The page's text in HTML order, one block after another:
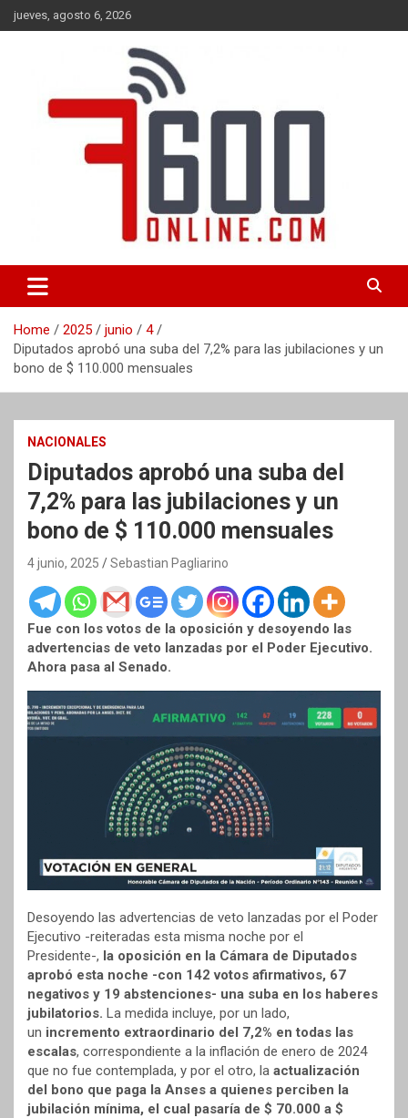
Skip
to
jueves, agosto 6, 2026
7600 online
nacional e internacional, deportiva y cultural.
Home 2025 junio
4
Diputados aprobó una suba del 7,2% para las jubilaciones y un
bono de $ 110.000 mensuales
NACIONALES
Diputados aprobó una suba del
7,2% para las jubilaciones y un
bono de $ 110.000 mensuales
4 junio, 2025 Sebastian Pagliarino
Fue con los votos de la oposición y desoyendo las
advertencias de veto lanzadas por el Poder Ejecutivo.
Ahora pasa al Senado.
Desoyendo las advertencias de veto lanzadas por el Poder
Ejecutivo -reiteradas esta misma noche por el
Presidente-, la oposición en la Cámara de Diputados
aprobó esta noche -con 142 votos afirmativos, 67
negativos y 19 abstenciones- una suba en los haberes
jubilatorios. La medida incluye, por un lado,
un incremento extraordinario del 7,2% en todas las
escalas, correspondiente a la inflación de enero de 2024
que no fue contemplada, y por el otro, la actualización
del bono que paga la Anses a quienes perciben la
jubilación mínima, el cual pasaría de $ 70.000 a $